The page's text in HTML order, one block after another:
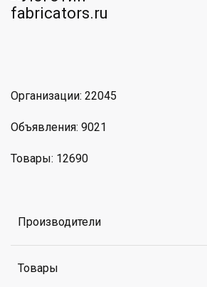
Организации: 22045
Объявления: 9021
Товары: 12690
Производители
Товары